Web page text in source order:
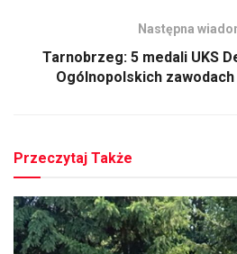
Następna
Tarnobrzeg: 5 medali UKS
Ogólnopolskich zawodach
Przeczytaj Także